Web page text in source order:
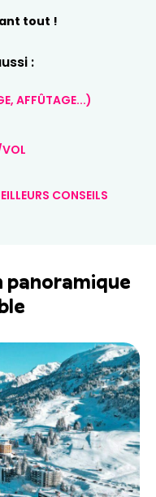
tout !
:
AFFÛTAGE...)
CONSEILS
panoramique